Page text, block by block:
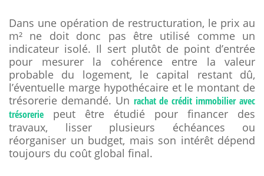
Dans une opération de restructuration, le prix au
m² ne doit donc pas être utilisé comme un
indicateur isolé. Il sert plutôt de point d’entrée
pour mesurer la cohérence entre la valeur
probable du logement, le capital restant dû,
l’éventuelle marge hypothécaire et le montant de
trésorerie demandé. Un rachat de crédit immobilier avec
trésorerie peut être étudié pour financer des
travaux, lisser plusieurs échéances ou
réorganiser un budget, mais son intérêt dépend
toujours du coût global final.